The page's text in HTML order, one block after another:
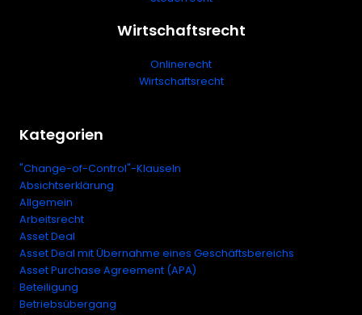
Wirtschaftsrecht
Onlinerecht
Wirtschaftsrecht
Kategorien
"Change-of-Control"-Klauseln
Absichtserklärung
Allgemein
Arbeitsrecht
Asset Deal
Asset Deal mit Übernahme eines Geschäftsbereichs
Asset Purchase Agreement (APA)
Beteiligung
Betriebsübergang